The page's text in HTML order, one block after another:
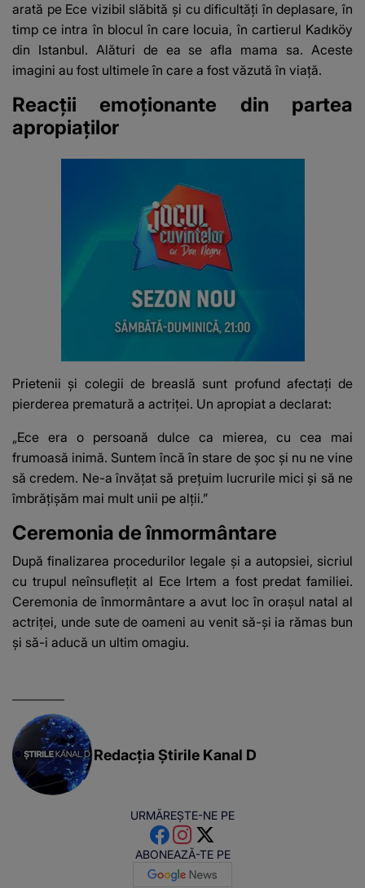
arată pe Ece vizibil slăbită și cu dificultăți în deplasare, în
timp ce intra în blocul în care locuia, în cartierul Kadıköy
din Istanbul. Alături de ea se afla mama sa. Aceste
imagini au fost ultimele în care a fost văzută în viață.
Reacții emoționante din partea
apropiaților
Prietenii și colegii de breaslă sunt profund afectați de
pierderea prematură a actriței. Un apropiat a declarat:
„Ece era o persoană dulce ca mierea, cu cea mai
frumoasă inimă. Suntem încă în stare de șoc și nu ne vine
să credem. Ne-a învățat să prețuim lucrurile mici și să ne
îmbrățișăm mai mult unii pe alții.”
Ceremonia de înmormântare
După finalizarea procedurilor legale și a autopsiei, sicriul
cu trupul neînsuflețit al Ece Irtem a fost predat familiei.
Ceremonia de înmormântare a avut loc în orașul natal al
actriței, unde sute de oameni au venit să-și ia rămas bun
și să-i aducă un ultim omagiu.
Redacția Știrile Kanal D
URMĂREȘTE-NE PE
ABONEAZĂ-TE PE